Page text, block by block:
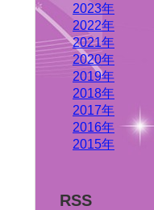
2023年
2022年
2021年
2020年
2019年
2018年
2017年
2016年
2015年
RSS